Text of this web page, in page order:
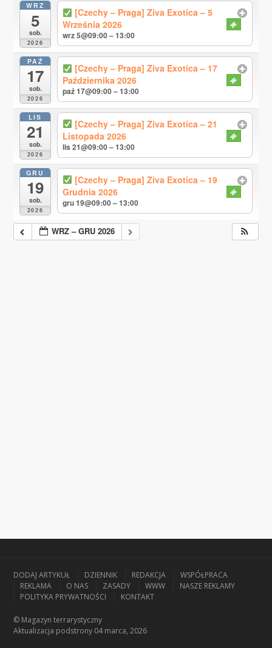
WRZ
5
sob.
2026
[Czechy – Praga] Ziva Exotica – 5
Września 2026
wrz 5@09:00 – 13:00
PAŹ
17
sob.
2026
[Czechy – Praga] Ziva Exotica – 17
Października 2026
paź 17@09:00 – 13:00
LIS
21
sob.
2026
[Czechy – Praga] Ziva Exotica – 21
Listopada 2026
lis 21@09:00 – 13:00
GRU
19
sob.
2026
[Czechy – Praga] Ziva Exotica – 19
Grudnia 2026
gru 19@09:00 – 13:00
WRZ – GRU 2026
DODAJ ARTYKUŁ DZIENNIK REDAKCJA
WSPÓŁPRACA
REKLAMA
O NAS ZASADY WWW
NASZE REKLAMY
POLITYKA PRYWATNOŚCI
KONTAKT
© Magazyn terrarystyczny
Aktualizacja podstrony 04 marca, 2026